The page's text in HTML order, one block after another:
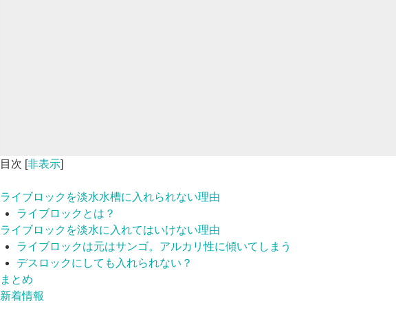
目次 [非表示]
ライブロックを淡水水槽に入れられない理由
ライブロックとは？
ライブロックを淡水に入れてはいけない理由
ライブロックは元はサンゴ。アルカリ性に傾いてしまう
デスロックにしても入れられない？
まとめ
新着情報